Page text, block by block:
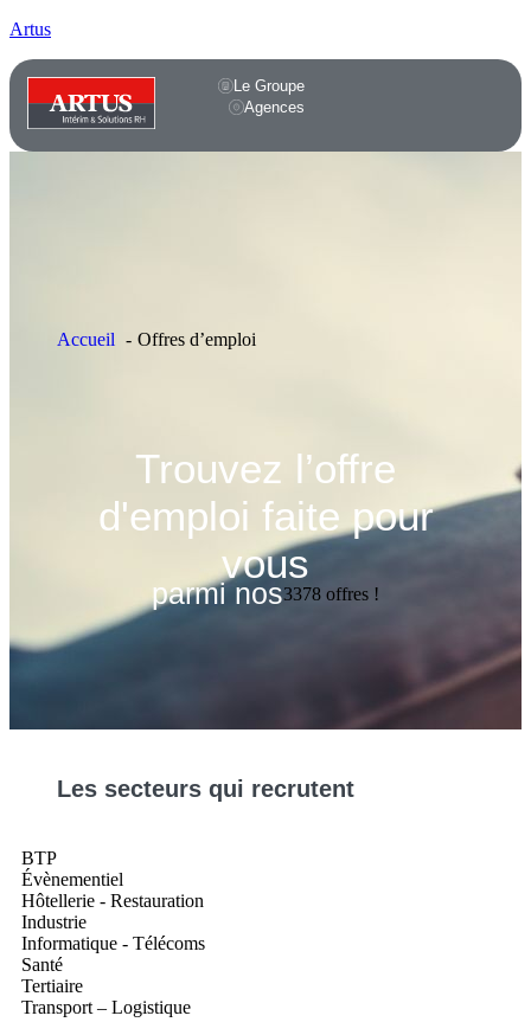
Artus
Le Groupe
Agences
Accueil Offres d’emploi
Trouvez l’offre
d'emploi faite pour
vous
parmi nos3378 offres !
Les secteurs qui recrutent
BTP
Évènementiel
Hôtellerie - Restauration
Industrie
Informatique - Télécoms
Santé
Tertiaire
Transport – Logistique